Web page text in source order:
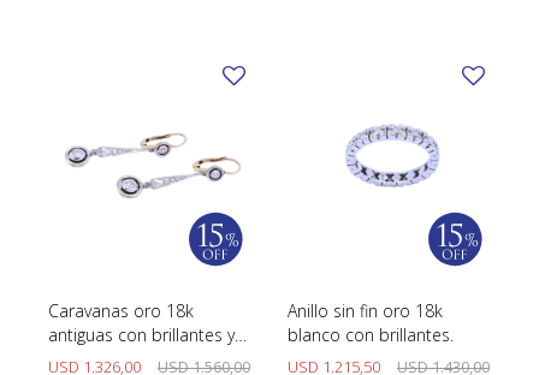
Caravanas oro 18k
antiguas con brillantes y
diamantes.
USD 1.326,00 USD1.560,00
Anillo sin fin oro 18k
blanco con brillantes.
USD 1.215,50 USD1.430,00